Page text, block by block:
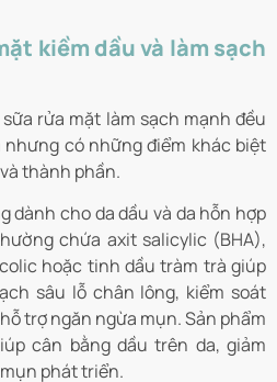
kiềm dầu và làm sạch
rửa mặt làm sạch mạnh đều
có những điểm khác biệt
thành phần.
dành cho da dầu và da hỗn hợp
chứa axit salicylic (BHA),
hoặc tinh dầu tràm trà giúp
sâu lỗ chân lông, kiểm soát
trợ ngăn ngừa mụn. Sản phẩm
cân bằng dầu trên da, giảm
phát triển.